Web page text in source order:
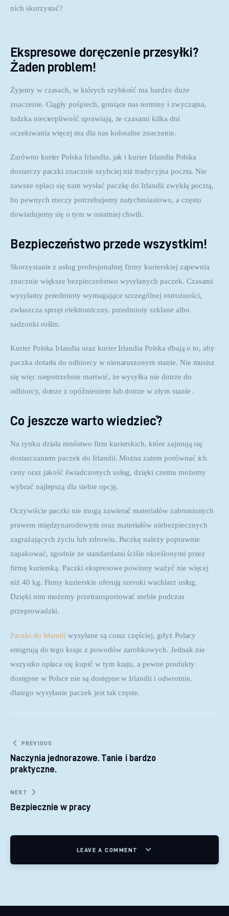
nich skorzystać?
Ekspresowe doręczenie przesyłki?
Żaden problem!
Żyjemy w czasach, w których szybkość ma bardzo duże
znaczenie. Ciągły pośpiech, goniące nas terminy i zwyczajna,
ludzka niecierpliwość sprawiają, że czasami kilka dni
oczekiwania więcej ma dla nas kolosalne znaczenie.
Zarówno kurier Polska Irlandia, jak i kurier Irlandia Polska
dostarczy paczki znacznie szybciej niż tradycyjna poczta. Nie
zawsze opłaci się nam wysłać paczkę do Irlandii zwykłą pocztą,
bo pewnych rzeczy potrzebujemy natychmiastowo, a często
dowiadujemy się o tym w ostatniej chwili.
Bezpieczeństwo przede wszystkim!
Skorzystanie z usług profesjonalnej firmy kurierskiej zapewnia
znacznie większe bezpieczeństwo wysyłanych paczek. Czasami
wysyłamy przedmioty wymagające szczególnej ostrożności,
zwłaszcza sprzęt elektroniczny, przedmioty szklane albo
sadzonki roślin.
Kurier Polska Irlandia oraz kurier Irlandia Polska dbają o to, aby
paczka dotarła do odbiorcy w nienaruszonym stanie. Nie musisz
się więc niepotrzebnie martwić, że wysyłka nie dotrze do
odbiorcy, dotrze z opóźnieniem lub dotrze w złym stanie .
Co jeszcze warto wiedzieć?
Na rynku działa mnóstwo firm kurierskich, które zajmują się
dostarczaniem paczek do Irlandii. Można zatem porównać ich
ceny oraz jakość świadczonych usług, dzięki czemu możemy
wybrać najlepszą dla siebie opcję.
Oczywiście paczki nie mogą zawierać materiałów zabronionych
prawem międzynarodowym oraz materiałów niebezpiecznych
zagrażających życiu lub zdrowiu. Paczkę należy poprawnie
zapakować, zgodnie ze standardami ściśle określonymi przez
firmę kurierską. Paczki ekspresowe powinny ważyć nie więcej
niż 40 kg. Firmy kurierskie oferują szeroki wachlarz usług.
Dzięki nim możemy przetransportować meble podczas
przeprowadzki.
Paczki do Irlandii wysyłane są coraz częściej, gdyż Polacy
emigrują do tego kraju z powodów zarobkowych. Jednak nie
wszystko opłaca się kupić w tym kraju, a pewne produkty
dostępne w Polsce nie są dostępne w Irlandii i odwrotnie,
dlatego wysyłanie paczek jest tak częste.
Nawigacja wpisu
PREVIOUS
Naczynia jednorazowe. Tanie i bardzo
praktyczne.
NEXT
Bezpiecznie w pracy
LEAVE A COMMENT